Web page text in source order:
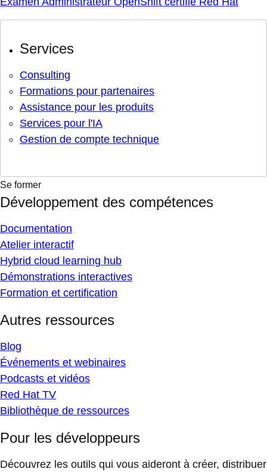
Services
Consulting
Formations pour partenaires
Assistance pour les produits
Services pour l'IA
Gestion de compte technique
Se former
Développement des compétences
Documentation
Atelier interactif
Hybrid cloud learning hub
Démonstrations interactives
Formation et certification
Autres ressources
Blog
Événements et webinaires
Podcasts et vidéos
Red Hat TV
Bibliothèque de ressources
Pour les développeurs
Découvrez les outils qui vous aideront à créer, distribuer